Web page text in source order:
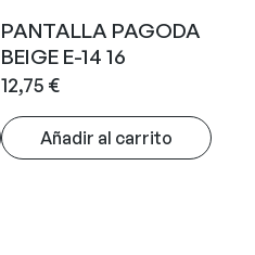
PANTALLA PAGODA
BEIGE E-14 16
12,75 €
Añadir al carrito